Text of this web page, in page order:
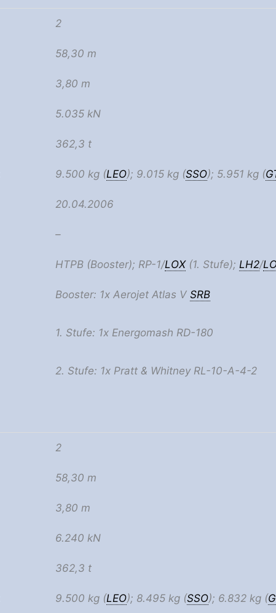
2
58,30 m
3,80 m
5.035 kN
362,3 t
9.500 kg (LEO); 9.015 kg (SSO); 5.951 kg (
20.04.2006
–
HTPB (Booster); RP-1/LOX(1. Stufe); LH2/
Booster: 1x Aerojet Atlas V SRB
1. Stufe: 1x Energomash RD-180
2. Stufe: 1x Pratt & Whitney RL-10-A-4-2
2
58,30 m
3,80 m
6.240 kN
362,3 t
9.500 kg (LEO); 8.495 kg (SSO); 6.832 kg (